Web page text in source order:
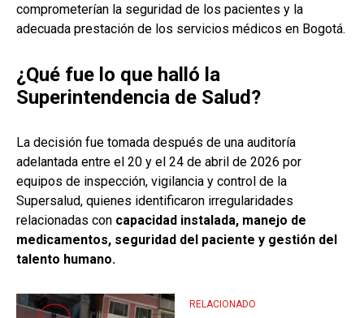
comprometerían la seguridad de los pacientes y la
adecuada prestación de los servicios médicos en Bogotá.
¿Qué fue lo que halló la
Superintendencia de Salud?
La decisión fue tomada después de una auditoría
adelantada entre el 20 y el 24 de abril de 2026 por
equipos de inspección, vigilancia y control de la
Supersalud, quienes identificaron irregularidades
relacionadas con capacidad instalada, manejo de
medicamentos, seguridad del paciente y gestión del
talento humano.
RELACIONADO